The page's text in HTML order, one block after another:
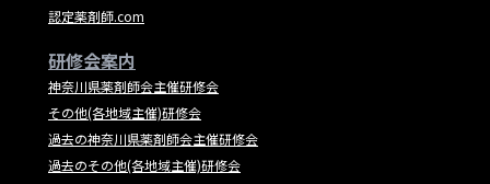
認定薬剤師.com
研修会案内
神奈川県薬剤師会主催研修会
その他(各地域主催)研修会
過去の神奈川県薬剤師会主催研修会
過去のその他(各地域主催)研修会